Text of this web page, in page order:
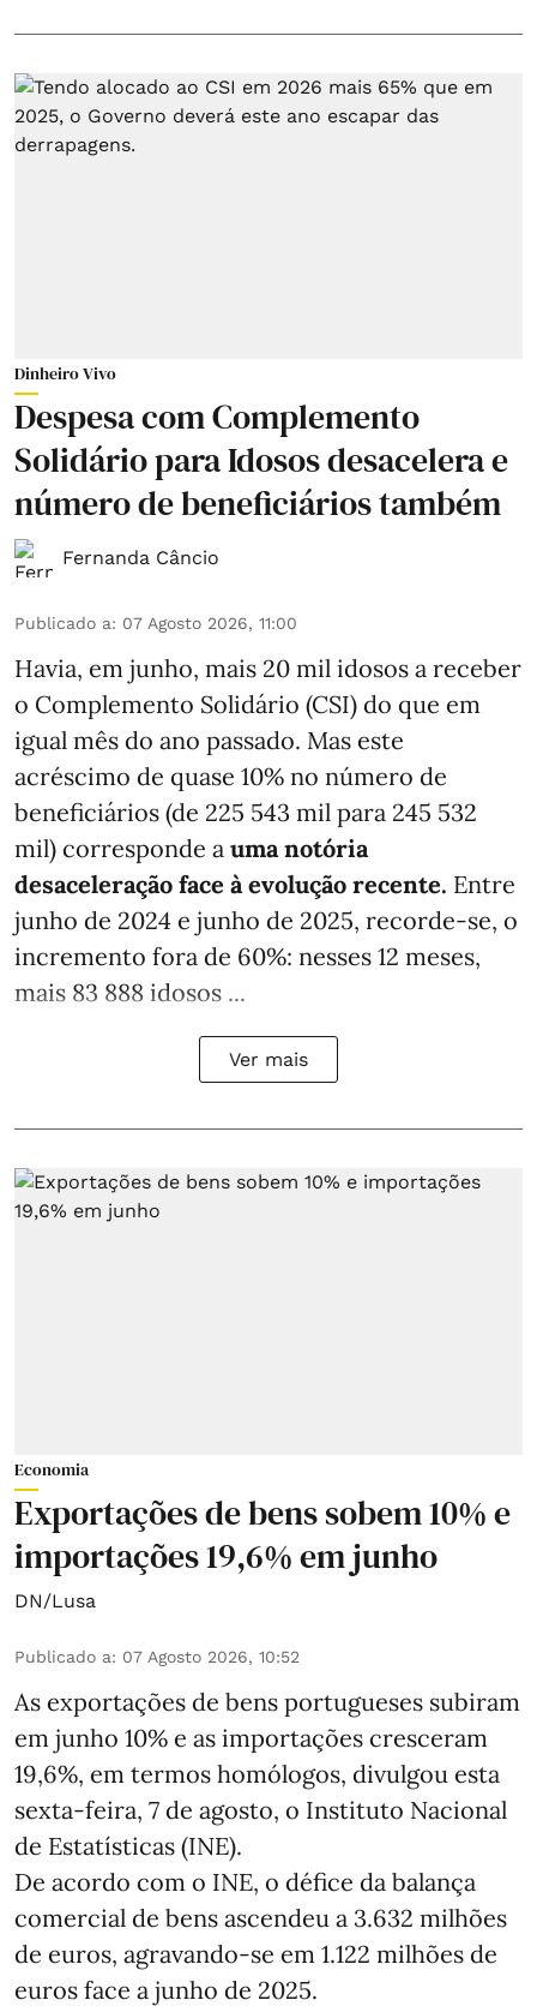
Dinheiro Vivo
Despesa com Complemento
Solidário para Idosos desacelera e
número de beneficiários também
Fernanda Câncio
Publicado a: 07 Agosto 2026, 11:00
Havia, em junho, mais 20 mil idosos a receber
o Complemento Solidário (CSI) do que em
igual mês do ano passado. Mas este
acréscimo de quase 10% no número de
beneficiários (de 225 543 mil para 245 532
mil) corresponde a uma notória
desaceleração face à evolução recente. Entre
junho de 2024 e junho de 2025, recorde-se, o
incremento fora de 60%: nesses 12 meses,
mais 83 888 idosos ...
Ver mais
Economia
Exportações de bens sobem 10% e
importações 19,6% em junho
DN/Lusa
Publicado a: 07 Agosto 2026, 10:52
As exportações de bens portugueses subiram
em junho 10% e as importações cresceram
19,6%, em termos homólogos, divulgou esta
sexta-feira, 7 de agosto, o Instituto Nacional
de Estatísticas (INE).
De acordo com o INE, o défice da balança
comercial de bens ascendeu a 3.632 milhões
de euros, agravando-se em 1.122 milhões de
euros face a junho de 2025.